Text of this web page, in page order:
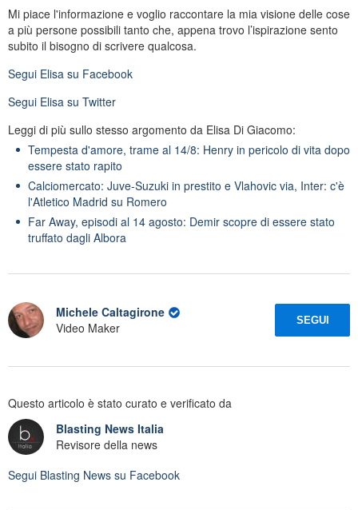
Mi piace l'informazione e voglio raccontare la mia visione delle cose
a più persone possibili tanto che, appena trovo l’ispirazione sento
subito il bisogno di scrivere qualcosa.
Segui Elisa su Facebook
Segui Elisa su Twitter
Leggi di più sullo stesso argomento da Elisa Di Giacomo:
Tempesta d'amore, trame al 14/8: Henry in pericolo di vita dopo
essere stato rapito
Calciomercato: Juve-Suzuki in prestito e Vlahovic via, Inter: c'è
l'Atletico Madrid su Romero
Far Away, episodi al 14 agosto: Demir scopre di essere stato
truffato dagli Albora
Michele Caltagirone
Video Maker
SEGUI
Questo articolo è stato curato e verificato da
Blasting News Italia
Revisore della news
Segui Blasting News su Facebook